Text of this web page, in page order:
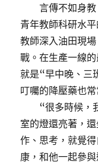
言傳不如身教
青年教師科研水
教師深入油田現
戰。在生產一線
就是“早中晚、三
叮囑的降壓藥也常
“很多時候，我
室的燈還亮著，
作、思考，就覺
康，和他一起參